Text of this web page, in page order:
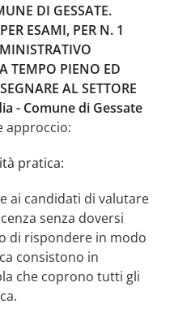
DI GESSATE.
ESAMI, PER N. 1
TEMPO PIENO ED
AL SETTORE
- Comune di Gessate
approccio:
pratica:
ai candidati di valutare
senza doversi
di rispondere in modo
consistono in
che coprono tutti gli